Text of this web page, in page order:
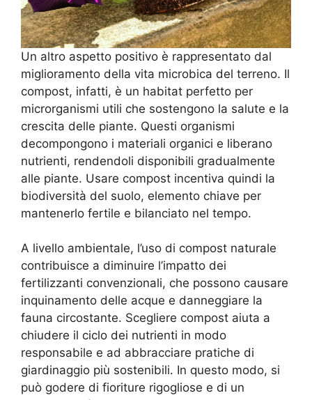
Un altro aspetto positivo è rappresentato dal
miglioramento della vita microbica del terreno. Il
compost, infatti, è un habitat perfetto per
microrganismi utili che sostengono la salute e la
crescita delle piante. Questi organismi
decompongono i materiali organici e liberano
nutrienti, rendendoli disponibili gradualmente
alle piante. Usare compost incentiva quindi la
biodiversità del suolo, elemento chiave per
mantenerlo fertile e bilanciato nel tempo.
A livello ambientale, l’uso di compost naturale
contribuisce a diminuire l’impatto dei
fertilizzanti convenzionali, che possono causare
inquinamento delle acque e danneggiare la
fauna circostante. Scegliere compost aiuta a
chiudere il ciclo dei nutrienti in modo
responsabile e ad abbracciare pratiche di
giardinaggio più sostenibili. In questo modo, si
può godere di fioriture rigogliose e di un